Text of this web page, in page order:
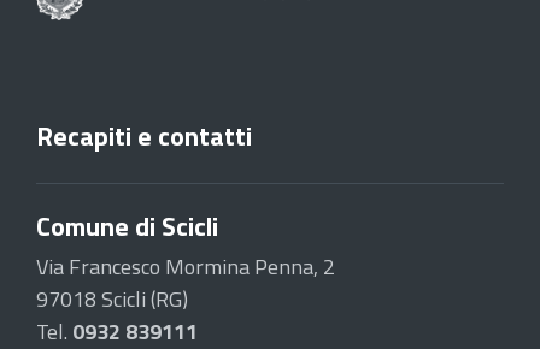
Recapiti e contatti
Comune di Scicli
Via Francesco Mormina Penna, 2
97018 Scicli (RG)
Tel. 0932 839111